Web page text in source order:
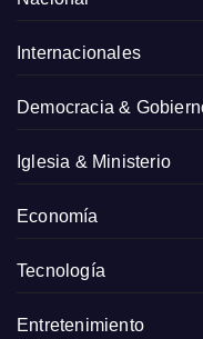
Internacionales
Democracia &
Iglesia & Ministerio
Economía
Tecnología
Entretenimiento